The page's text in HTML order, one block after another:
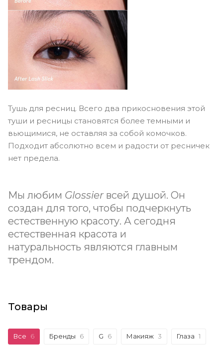
Тушь для ресниц. Всего два прикосновения этой
туши и ресницы становятся более темными и
вьющимися, не оставляя за собой комочков.
Подходит абсолютно всем и радости от ресничек
нет предела.
Мы любим Glossierвсей душой. Он
создан для того, чтобы подчеркнуть
естественную красоту. А сегодня
естественная красота и
натуральность являются главным
трендом.
Товары
Все 6 Бренды 6 G 6 Макияж 3 Глаза 1